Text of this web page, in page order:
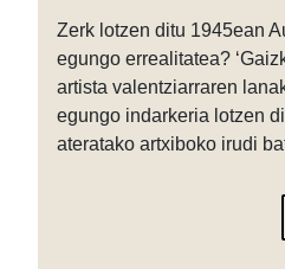
Zerk lotzen ditu 1945ean
egungo errealitatea?
artista valentziarraren
egungo indarkeria lotzen
ateratako artxiboko irudi